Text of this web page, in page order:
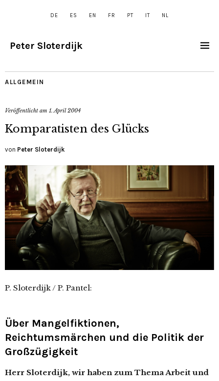
DE ES EN FR PT IT NL
Peter Sloterdijk
ALLGEMEIN
Veröffentlicht am 1. April 2004
Komparatisten des Glücks
von Peter Sloterdijk
P. Sloterdijk / P. Pantel:
Über Mangelfiktionen,
Reichtumsmärchen und die Politik der
Großzügigkeit
Herr Sloterdijk, wir haben zum Thema Arbeit und